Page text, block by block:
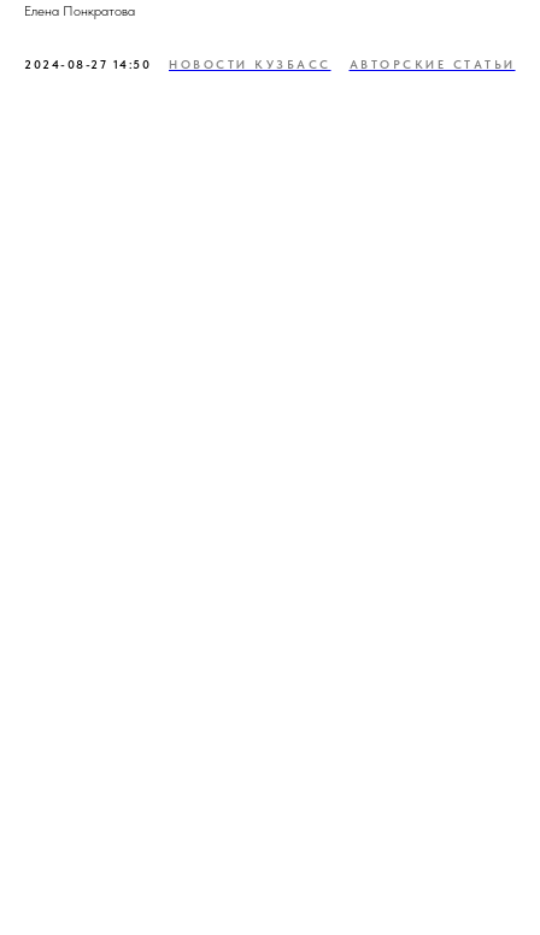
Елена Понкратова
2024-08-27 14:50 НОВОСТИ КУЗБАСС АВТОРСКИЕ СТАТЬИ